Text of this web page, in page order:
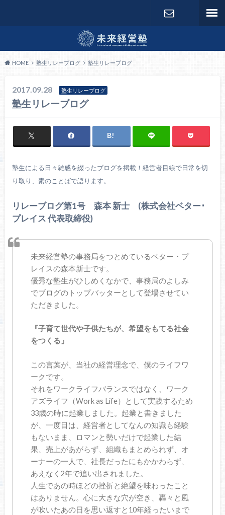
HOME 塾生リレーブログ 塾生リレーブログ
2017.09.28 塾生リレーブログ
塾生リレーブログ
塾生による日々雑感を綴ったブログを掲載！経営者目線で日常を切
り取り、素のことばで語ります。
リレーブログ第1号 森本 新士 (株式会社ベター･
プレイス 代表取締役)
未来経営塾の事務局をつとめているベター・プ
レイスの森本新士です。
優秀な塾生がひしめくなかで、事務局のよしみ
でブログのトップバッターとして登場させてい
ただきました。
『子育て世代や子供たちが、希望をもてる社会
をつくる』
この言葉が、当社の経営理念で、僕のライフワ
ークです。
それをワークライフバランスではなく、ワーク
アズライフ（Work as Life）として実践するため
33歳の時に起業しました。起業と書きました
が、一度目は、経営者としてなんの知識も経験
もないまま、ロマンと勢いだけで起業した結
果、売上があがらず、組織もまとめられず、オ
ーナーの一人で、社長だったにもかかわらず、
あえなく2年で追い出されました。
人生であの時ほどの挫折と絶望を味わったこと
はありません。心に大きな穴が空き、轟々と風
が吹いたあの日を思い返すと10年経ったいまで